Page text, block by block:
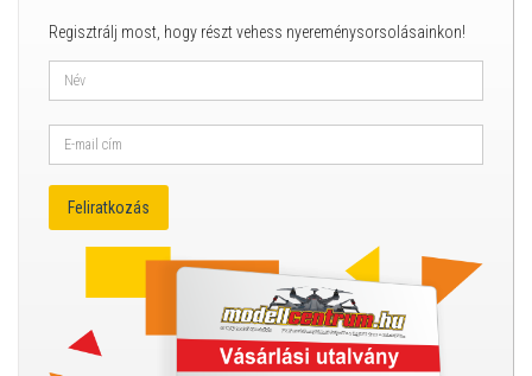
Regisztrálj most, hogy részt vehess nyereménysorsolásainkon!